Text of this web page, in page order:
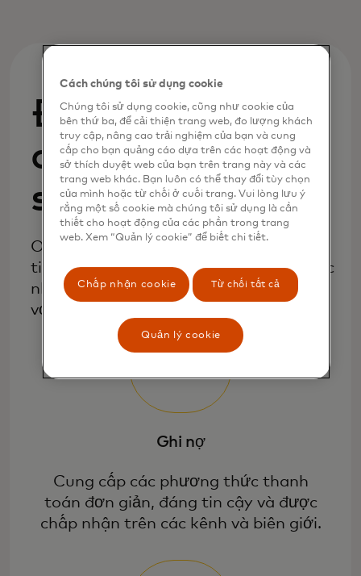
Được cung cấp
cho tất cả các
sản phẩm thẻ
One Credential cho phép người dùng
tiếp cận nhiều phương thức tài trợ khác
nhau và thiết lập tùy chọn thanh toán
với một thông tin xác thực kỹ thuật số.
Ghi nợ
Cung cấp các phương thức thanh
toán đơn giản, đáng tin cậy và được
chấp nhận trên các kênh và biên giới.
Cách chúng tôi sử dụng cookie
Chúng tôi sử dụng cookie, cũng như cookie của
bên thứ ba, để cải thiện trang web, đo lượng khách
truy cập, nâng cao trải nghiệm của bạn và cung
cấp cho bạn quảng cáo dựa trên các hoạt động và
sở thích duyệt web của bạn trên trang này và các
trang web khác. Bạn luôn có thể thay đổi tùy chọn
của mình hoặc từ chối ở cuối trang. Vui lòng lưu ý
rằng một số cookie mà chúng tôi sử dụng là cần
thiết cho hoạt động của các phần trong trang
web. Xem “Quản lý cookie” để biết chi tiết.
Chấp nhận cookie Từ chối tất cả
Quản lý cookie